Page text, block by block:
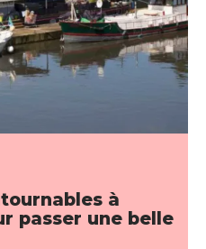
à
passer une belle